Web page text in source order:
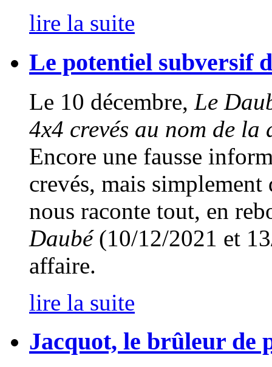
lire la suite
Le potentiel subversif
Le 10 décembre, Le
4x4 crevés au nom de la
Encore une fausse
crevés, mais
nous raconte tout, en
Daubé(10/12/2021 et
affaire.
lire la suite
Jacquot, le brûleur de